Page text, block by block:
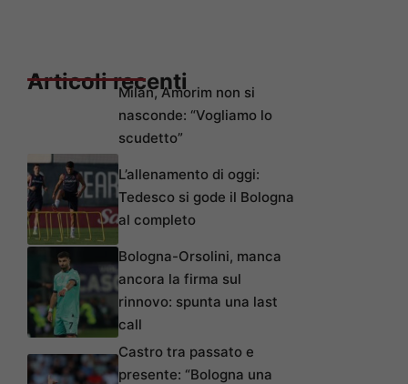
Articoli recentiMilan, Amorim non si
nasconde: “Vogliamo lo
scudetto”
L’allenamento di oggi:
Tedesco si gode il Bologna
al completo
Bologna-Orsolini, manca
ancora la firma sul
rinnovo: spunta una last
call
Castro tra passato e
presente: “Bologna una